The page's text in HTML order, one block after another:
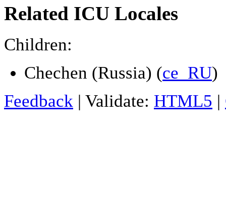
Related ICU Locales
Children:
Chechen (Russia) (ce_RU)
Feedback | Validate: HTML5 |